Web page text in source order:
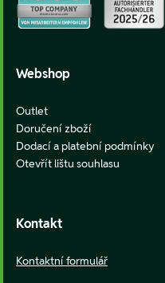
Webshop
Outlet
Doručení zboží
Dodací a platební podmínky
Otevřít lištu souhlasu
Kontakt
Kontaktní formulář